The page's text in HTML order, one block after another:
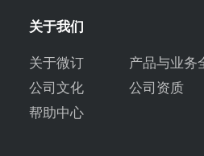
关于我们
关于微订 产品与业务
公司文化
公司资质
帮助中心